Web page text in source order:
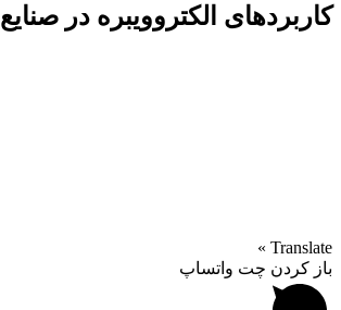
کاربردهای الکتروویبره در صنایع
Translate »
باز کردن چت واتساپ